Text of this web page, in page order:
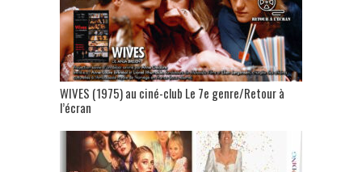
WIVES (1975) au ciné-club Le 7e genre/Retour à
l’écran